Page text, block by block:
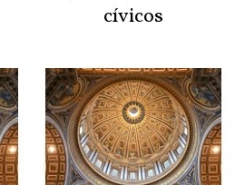
cívicos